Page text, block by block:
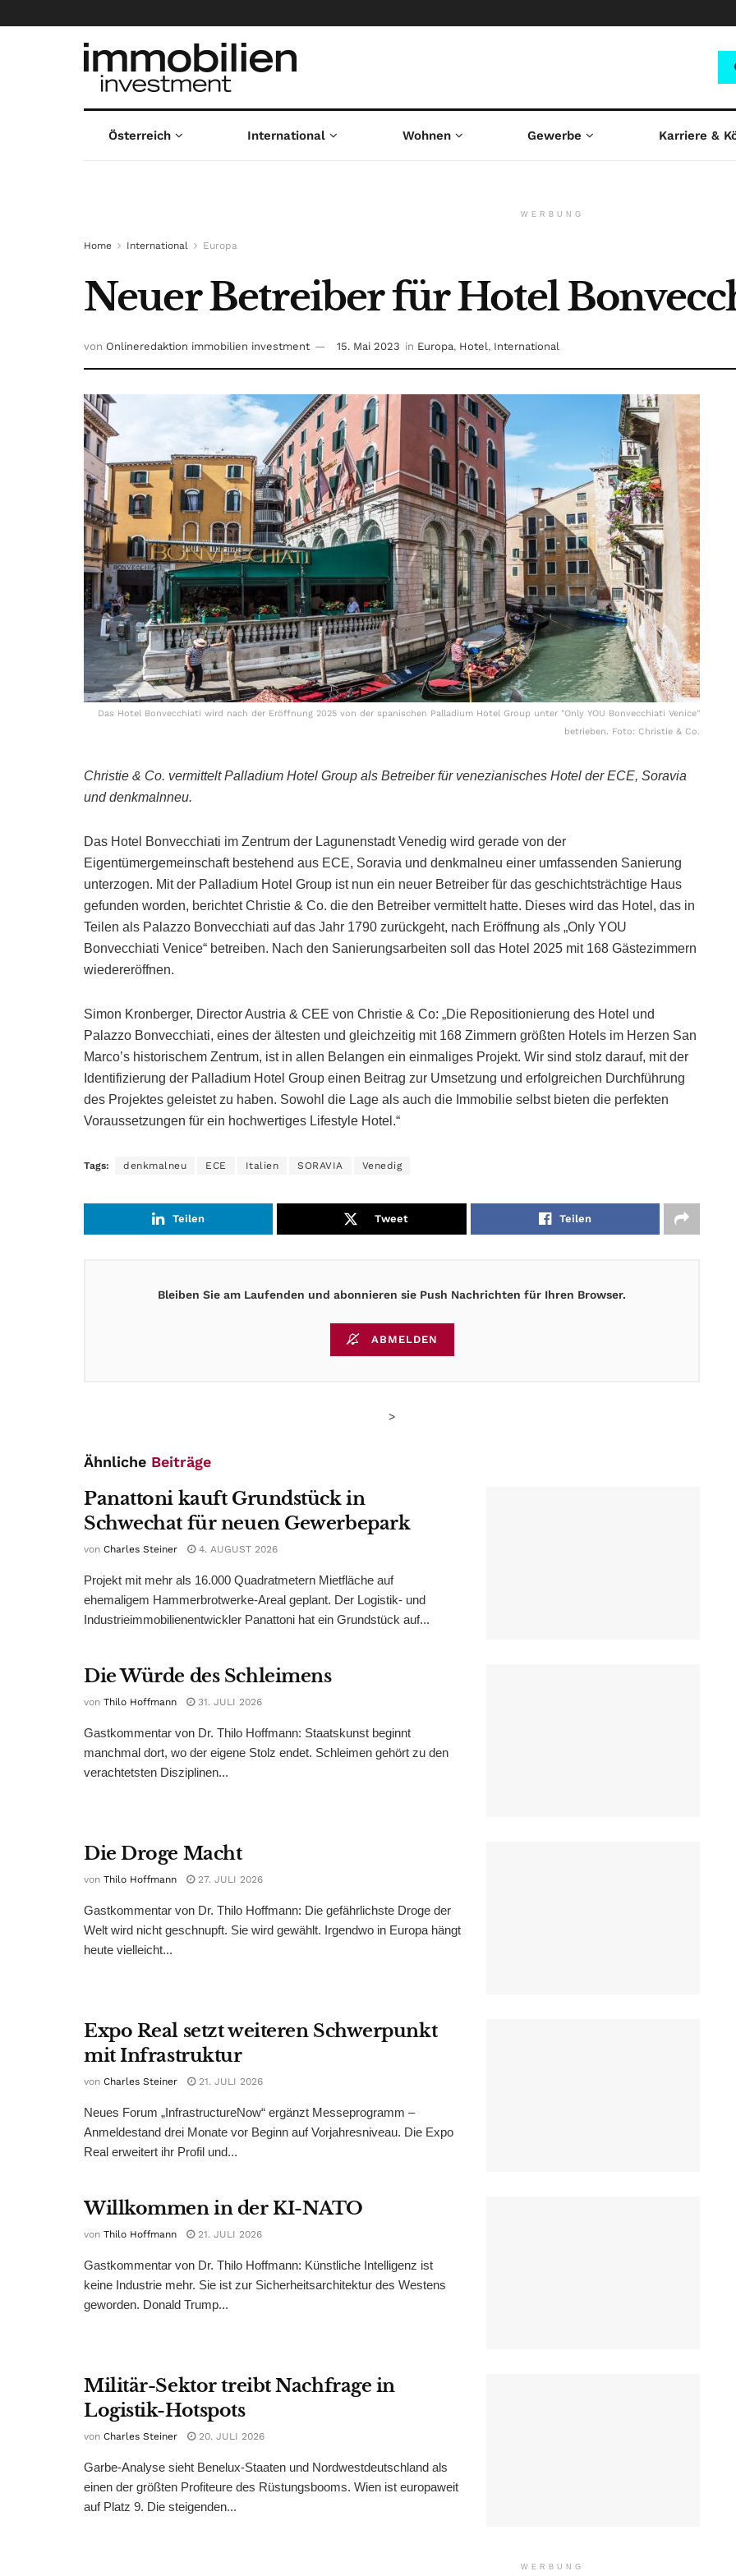
Österreich International Wohnen Gewerbe Karriere &
WERBUNG
Home International Europa
Neuer Betreiber für Hotel
von Onlineredaktion immobilien investment 15. Mai 2023 in Europa, Hotel, International
Das Hotel Bonvecchiati wird nach der Eröffnung 2025 von der spanischen Palladium Hotel Group unter "Only YOU Bonvecchiati Venice"
betrieben. Foto: Christie & Co.
Christie & Co. vermittelt Palladium Hotel Group als Betreiber für venezianisches Hotel der ECE, Soravia
und denkmalnneu.
Das Hotel Bonvecchiati im Zentrum der Lagunenstadt Venedig wird gerade von der
Eigentümergemeinschaft bestehend aus ECE, Soravia und denkmalneu einer umfassenden Sanierung
unterzogen. Mit der Palladium Hotel Group ist nun ein neuer Betreiber für das geschichtsträchtige Haus
gefunden worden, berichtet Christie & Co. die den Betreiber vermittelt hatte. Dieses wird das Hotel, das in
Teilen als Palazzo Bonvecchiati auf das Jahr 1790 zurückgeht, nach Eröffnung als „Only YOU
Bonvecchiati Venice“ betreiben. Nach den Sanierungsarbeiten soll das Hotel 2025 mit 168 Gästezimmern
wiedereröffnen.
Simon Kronberger, Director Austria & CEE von Christie & Co: „Die Repositionierung des Hotel und
Palazzo Bonvecchiati, eines der ältesten und gleichzeitig mit 168 Zimmern größten Hotels im Herzen San
Marco’s historischem Zentrum, ist in allen Belangen ein einmaliges Projekt. Wir sind stolz darauf, mit der
Identifizierung der Palladium Hotel Group einen Beitrag zur Umsetzung und erfolgreichen Durchführung
des Projektes geleistet zu haben. Sowohl die Lage als auch die Immobilie selbst bieten die perfekten
Voraussetzungen für ein hochwertiges Lifestyle Hotel.“
Tags: denkmalneu ECE Italien SORAVIA Venedig
Teilen Tweet Teilen
Bleiben Sie am Laufenden und abonnieren sie Push Nachrichten für Ihren Browser.
ABMELDEN
>
Ähnliche Beiträge
Panattoni kauft Grundstück in
Schwechat für neuen Gewerbepark
von Charles Steiner 4. AUGUST 2026
Projekt mit mehr als 16.000 Quadratmetern Mietfläche auf
ehemaligem Hammerbrotwerke-Areal geplant. Der Logistik- und
Industrieimmobilienentwickler Panattoni hat ein Grundstück auf...
Die Würde des Schleimens
von Thilo Hoffmann 31. JULI 2026
Gastkommentar von Dr. Thilo Hoffmann: Staatskunst beginnt
manchmal dort, wo der eigene Stolz endet. Schleimen gehört zu den
verachtetsten Disziplinen...
Die Droge Macht
von Thilo Hoffmann 27. JULI 2026
Gastkommentar von Dr. Thilo Hoffmann: Die gefährlichste Droge der
Welt wird nicht geschnupft. Sie wird gewählt. Irgendwo in Europa hängt
heute vielleicht...
Expo Real setzt weiteren Schwerpunkt
mit Infrastruktur
von Charles Steiner 21. JULI 2026
Neues Forum „InfrastructureNow“ ergänzt Messeprogramm –
Anmeldestand drei Monate vor Beginn auf Vorjahresniveau. Die Expo
Real erweitert ihr Profil und...
Willkommen in der KI-NATO
von Thilo Hoffmann 21. JULI 2026
Gastkommentar von Dr. Thilo Hoffmann: Künstliche Intelligenz ist
keine Industrie mehr. Sie ist zur Sicherheitsarchitektur des Westens
geworden. Donald Trump...
Militär-Sektor treibt Nachfrage in
Logistik-Hotspots
von Charles Steiner 20. JULI 2026
Garbe-Analyse sieht Benelux-Staaten und Nordwestdeutschland als
einen der größten Profiteure des Rüstungsbooms. Wien ist europaweit
auf Platz 9. Die steigenden...
WERBUNG